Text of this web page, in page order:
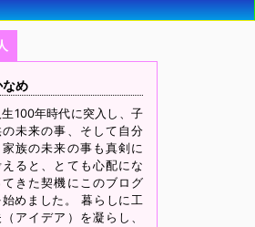
なめ
生100年時代に突入し、子
の未来の事、そして自分
家族の未来の事も真剣に
えると、とても心配にな
てきた契機にこのブログ
始めました。 暮らしに工
（アイデア）を凝らし、